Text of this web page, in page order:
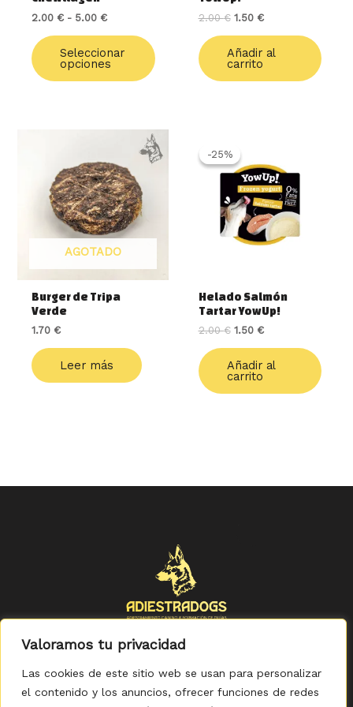
Valoramos tu privacidad
Las cookies de este sitio web se usan para personalizar
el contenido y los anuncios, ofrecer funciones de redes
2.00 € - 5.00 €
Seleccionar
opciones
producto
2.00€ 1.50 €
Añadir al
carrito
AGOTADO
Burger de Tripa
Verde
1.70 €
Leer más
-25%
-25%
Helado Salmón
Tartar YowUp!
2.00€
original
era:
2.00 €.
1.50 €
actual
es:
1.50 €.
Añadir al
carrito